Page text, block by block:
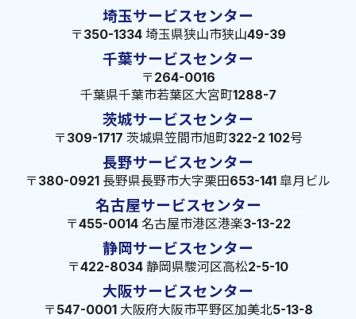
埼玉サービスセンター
〒350-1334 埼玉県狭山市狭山49-39
千葉サービスセンター
〒264-0016
千葉県千葉市若葉区大宮町1288-7
茨城サービスセンター
〒309-1717 茨城県笠間市旭町322-2 102号
長野サービスセンター
〒380-0921 長野県長野市大字栗田653-141 皐月ビル
名古屋サービスセンター
〒455-0014 名古屋市港区港楽3-13-22
静岡サービスセンター
〒422-8034 静岡県駿河区高松2-5-10
大阪サービスセンター
〒547-0001 大阪府大阪市平野区加美北5-13-8